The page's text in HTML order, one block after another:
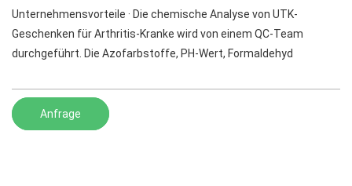
Unternehmensvorteile · Die chemische Analyse von UTK-
Geschenken für Arthritis-Kranke wird von einem QC-Team
durchgeführt. Die Azofarbstoffe, PH-Wert, Formaldehyd
Anfrage